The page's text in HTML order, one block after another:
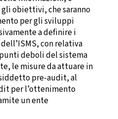
obiettivi, che saranno
per gli sviluppi
a definire i
con relativa
deboli del sistema
le misure da attuare in
pre-audit, al
per l’ottenimento
un ente